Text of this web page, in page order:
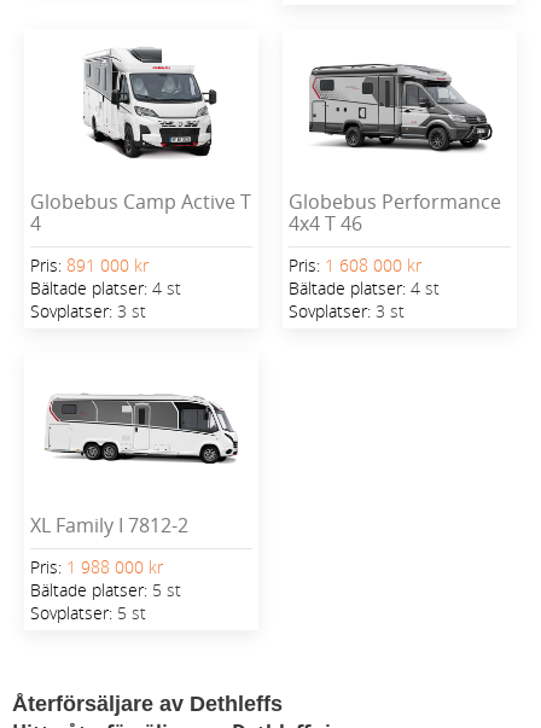
Globebus Camp Active T
4
Pris: 891 000 kr
Bältade platser: 4 st
Sovplatser: 3 st
Globebus Performance
4x4 T 46
Pris: 1 608 000 kr
Bältade platser: 4 st
Sovplatser: 3 st
XL Family I 7812-2
Pris: 1 988 000 kr
Bältade platser: 5 st
Sovplatser: 5 st
Återförsäljare av Dethleffs